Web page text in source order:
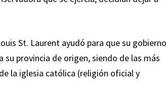
St. Laurent ayudó para que su gobierno
provincia de origen, siendo de las más
la iglesia católica (religión oficial y